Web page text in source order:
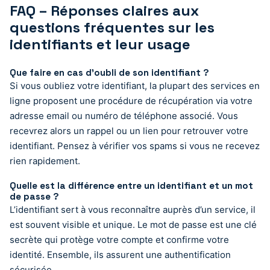
FAQ – Réponses claires aux
questions fréquentes sur les
identifiants et leur usage
Que faire en cas d’oubli de son identifiant ?
Si vous oubliez votre identifiant, la plupart des services en
ligne proposent une procédure de récupération via votre
adresse email ou numéro de téléphone associé. Vous
recevrez alors un rappel ou un lien pour retrouver votre
identifiant. Pensez à vérifier vos spams si vous ne recevez
rien rapidement.
Quelle est la différence entre un identifiant et un mot
de passe ?
L’identifiant sert à vous reconnaître auprès d’un service, il
est souvent visible et unique. Le mot de passe est une clé
secrète qui protège votre compte et confirme votre
identité. Ensemble, ils assurent une authentification